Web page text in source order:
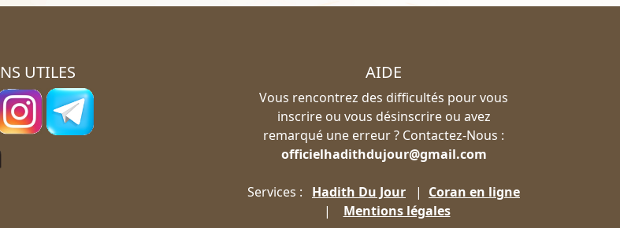
UTILES AIDE
Vous rencontrez des difficultés pour vous
inscrire ou vous désinscrire ou avez
remarqué une erreur ? Contactez-Nous :
officielhadithdujour@gmail.com
Services : Hadith Du Jour | Coran en ligne
| Mentions légales